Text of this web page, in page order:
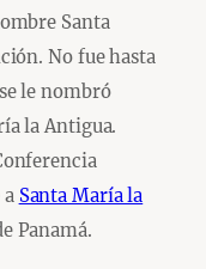
Santa
No fue hasta
le nombró
la Antigua.
Santa María la
Panamá.